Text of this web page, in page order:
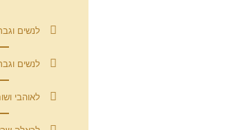
לנשים
לנשים
לאוהבי